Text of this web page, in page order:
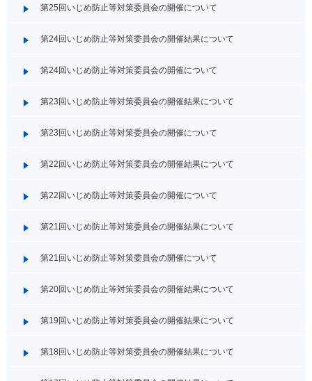
第25回いじめ防止等対策委員会の開催について
第24回いじめ防止等対策委員会の開催結果について
第24回いじめ防止等対策委員会の開催について
第23回いじめ防止等対策委員会の開催結果について
第23回いじめ防止等対策委員会の開催について
第22回いじめ防止等対策委員会の開催結果について
第22回いじめ防止等対策委員会の開催について
第21回いじめ防止等対策委員会の開催結果について
第21回いじめ防止等対策委員会の開催について
第20回いじめ防止等対策委員会の開催結果について
第19回いじめ防止等対策委員会の開催結果について
第18回いじめ防止等対策委員会の開催結果について